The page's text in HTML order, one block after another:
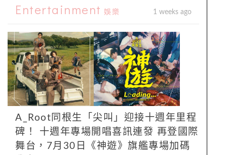
Entertainment 娛樂 1 weeks ago
A_Root同根生「尖叫」迎接十週年里程
碑！ 十週年專場開唱喜訊連發 再登國際
舞台，7月30日《神遊》旗艦專場加碼